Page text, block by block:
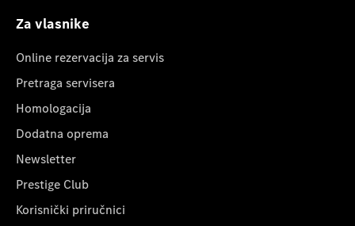
Za vlasnike
Online rezervacija za servis
Pretraga servisera
Homologacija
Dodatna oprema
Newsletter
Prestige Club
Korisnički priručnici